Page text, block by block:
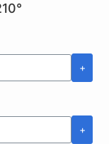
+
+